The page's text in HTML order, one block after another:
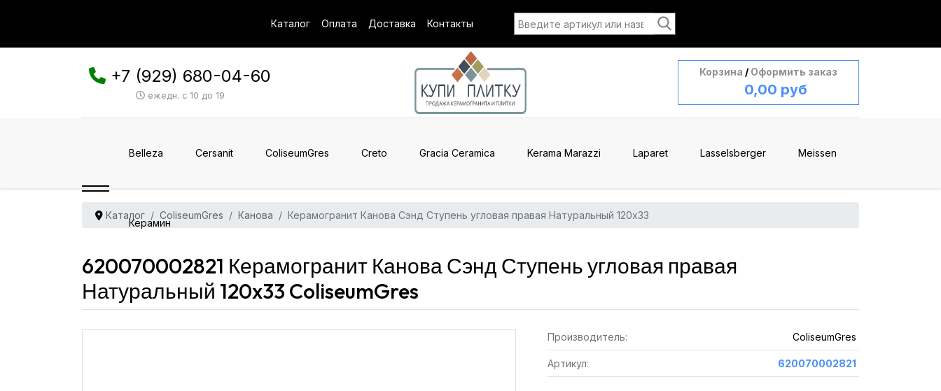
Каталог Оплата Доставка Контакты
+7 (929) 680-04-60
ежедн. с 10 до 19
Корзина / Оформить заказ
0,00 руб
Belleza Cersanit ColiseumGres Creto Gracia Ceramica Kerama Marazzi Laparet Lasselsberger Meissen
Керамин
Каталог ColiseumGres Канова Керамогранит Канова Сэнд Ступень угловая правая Натуральный 120x33
620070002821 Керамогранит Канова Сэнд Ступень угловая правая
Натуральный 120x33 ColiseumGres
Производитель: ColiseumGres
Артикул: 620070002821